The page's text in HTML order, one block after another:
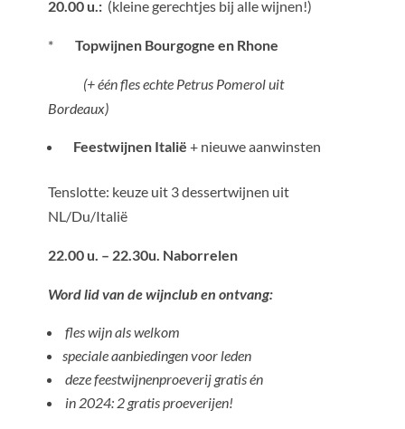
20.00 u.: (kleine gerechtjes bij alle wijnen!)
* Topwijnen Bourgogne en Rhone
(+ één fles echte Petrus Pomerol uit
Bordeaux)
Feestwijnen Italië + nieuwe aanwinsten
Tenslotte: keuze uit 3 dessertwijnen uit
NL/Du/Italië
22.00 u. – 22.30u. Naborrelen
Word lid van de wijnclub en ontvang:
fles wijn als welkom
speciale aanbiedingen voor leden
deze feestwijnenproeverij gratis én
in 2024: 2 gratis proeverijen!